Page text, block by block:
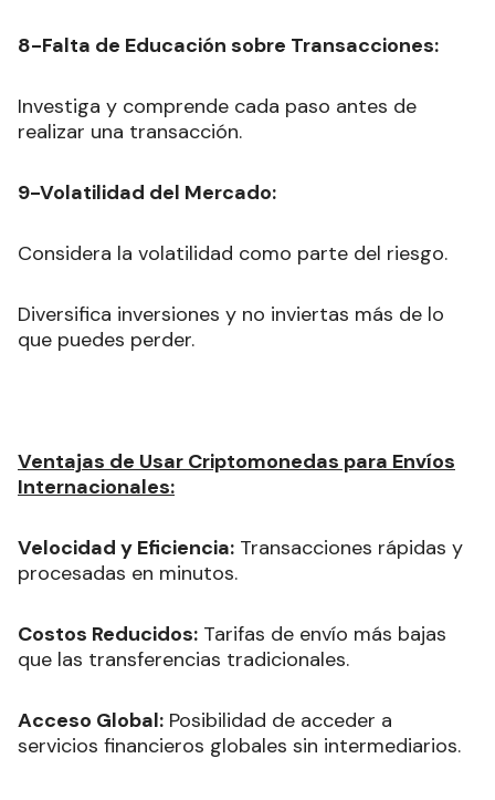
8-Falta de Educación sobre Transacciones:
Investiga y comprende cada paso antes de
realizar una transacción.
9-Volatilidad del Mercado:
Considera la volatilidad como parte del riesgo.
Diversifica inversiones y no inviertas más de lo
que puedes perder.
Ventajas de Usar Criptomonedas para Envíos
Internacionales:
Velocidad y Eficiencia: Transacciones rápidas y
procesadas en minutos.
Costos Reducidos: Tarifas de envío más bajas
que las transferencias tradicionales.
Acceso Global: Posibilidad de acceder a
servicios financieros globales sin intermediarios.